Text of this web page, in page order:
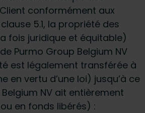
conformément aux
5.1, la propriété des
fois juridique et équitable)
Purmo Group Belgium NV
est légalement transférée à
en vertu d’une loi) jusqu’à ce
NV ait entièrement
en fonds libérés) :